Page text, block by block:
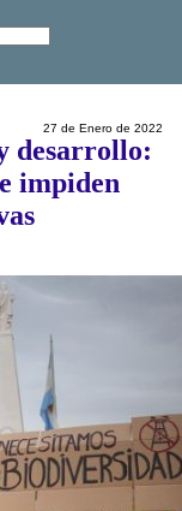
27 de Enero de 2022
desarrollo:
impiden